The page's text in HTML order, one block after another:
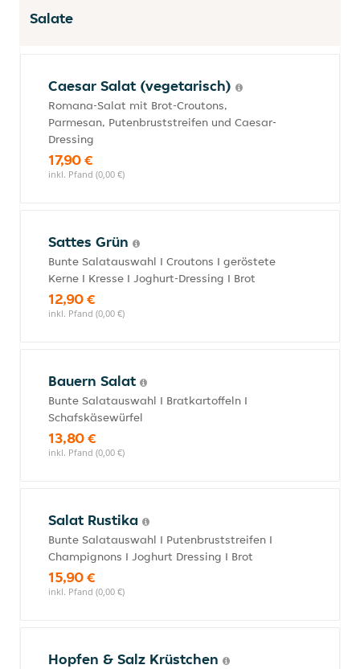
Salate
Caesar Salat (vegetarisch)
Romana-Salat mit Brot-Croutons,
Parmesan, Putenbruststreifen und Caesar-
Dressing
17,90 €
inkl. Pfand (0,00 €)
Sattes Grün
Bunte Salatauswahl I Croutons I geröstete
Kerne I Kresse I Joghurt-Dressing I Brot
12,90 €
inkl. Pfand (0,00 €)
Bauern Salat
Bunte Salatauswahl I Bratkartoffeln I
Schafskäsewürfel
13,80 €
inkl. Pfand (0,00 €)
Salat Rustika
Bunte Salatauswahl I Putenbruststreifen I
Champignons I Joghurt Dressing I Brot
15,90 €
inkl. Pfand (0,00 €)
Hopfen & Salz Krüstchen